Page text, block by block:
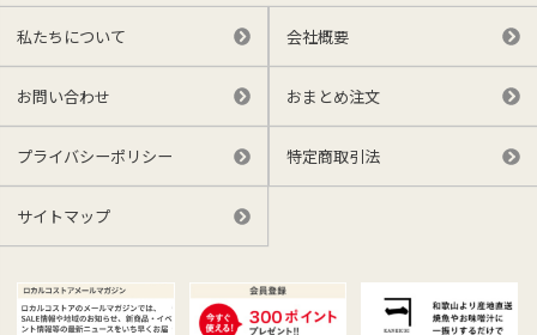
私たちについて 会社概要
お問い合わせ おまとめ注文
プライバシーポリシー 特定商取引法
サイトマップ